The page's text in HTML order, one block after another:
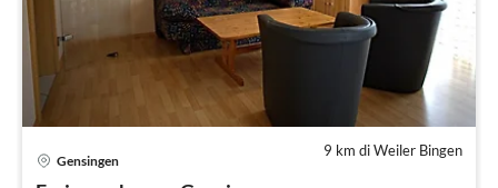
9 km di Weiler Bingen
Gensingen